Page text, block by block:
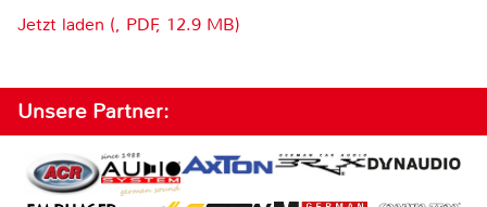
Jetzt laden (, PDF, 12.9 MB)
Unsere Partner: